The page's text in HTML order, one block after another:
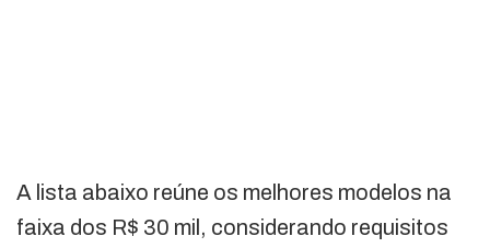
A lista abaixo reúne os melhores modelos na
faixa dos R$ 30 mil, considerando requisitos